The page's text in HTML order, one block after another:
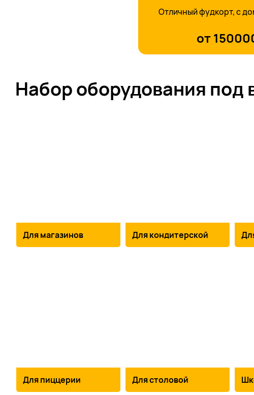
Отличный фудкорт, с
от
Набор оборудования под
Для магазинов Для кондитерской
Для пиццерии Для столовой